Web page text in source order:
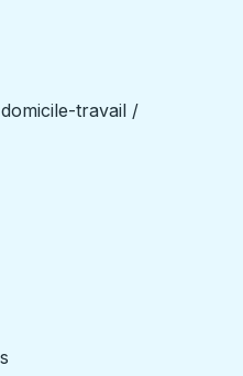
travail /